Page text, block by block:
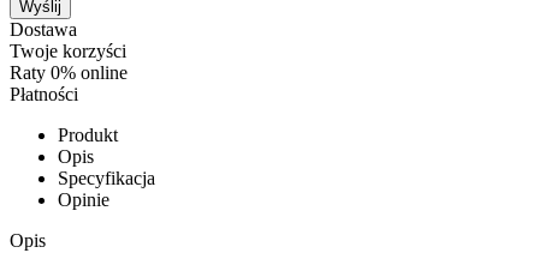
Wyślij
Dostawa
Twoje korzyści
Raty 0% online
Płatności
Produkt
Opis
Specyfikacja
Opinie
Opis